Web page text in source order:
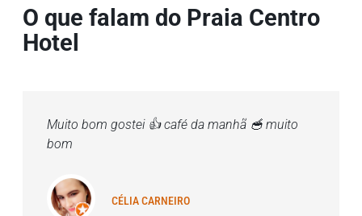
O que falam do Praia Centro
Hotel
Muito bom gostei 👍 café da manhã 🥣 muito
bom
CÉLIA CARNEIRO